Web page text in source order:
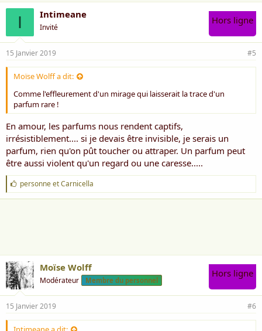
I Intimeane
Invité
Hors ligne
15 Janvier 2019 #5
Moïse Wolff a dit:
Comme l'effleurement d'un mirage qui laisserait la trace d'un
parfum rare !
En amour, les parfums nous rendent captifs,
irrésistiblement.... si je devais être invisible, je serais un
parfum, rien qu'on pût toucher ou attraper. Un parfum peut
être aussi violent qu'un regard ou une caresse.....
J
'
a
personneetCarnicella
Moïse Wolff
Modérateur Membre du personnel
Hors ligne
15 Janvier 2019 #6